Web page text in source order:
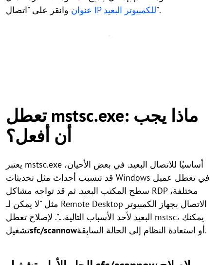
عنوان IP للكمبيوتر البعيدوانقر على "اتصال".
تعطل mstsc.exe: ماذا يجب
أن أفعل؟
يعتبر mstsc.exe أساسيًا للاتصال البعيد. في بعض الأحيان،
قد تتسبب أحداث مثل تحديثات Windows في تعطل عميل
سطح المكتب البعيد. ثم قد تواجه مشاكل RDP مختلفة،
مثل "لا يمكن لـ Remote Desktop الاتصال بجهاز الكمبيوتر
البعيد لأحد الأسباب التالية...". لإصلاح تعطل mstsc، يمكنك
تشغيلsfc/scannow أو استعادة النظام إلى الحالة السابقة.